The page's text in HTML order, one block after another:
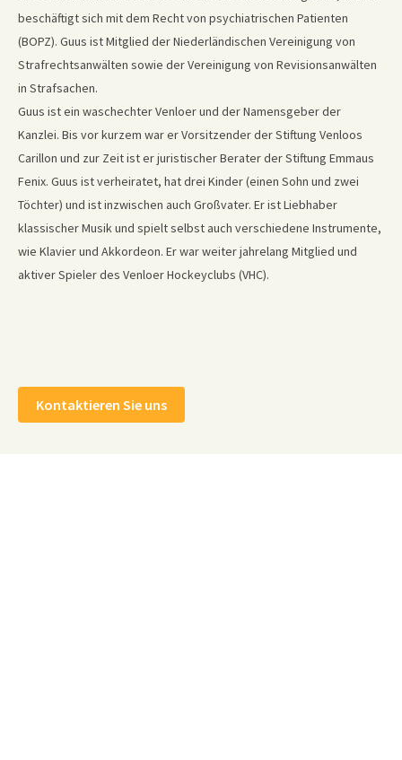
beschäftigt sich mit dem Recht von psychiatrischen Patienten
(BOPZ). Guus ist Mitglied der Niederländischen Vereinigung von
Strafrechtsanwälten sowie der Vereinigung von Revisionsanwälten
in Strafsachen.
Guus ist ein waschechter Venloer und der Namensgeber der
Kanzlei. Bis vor kurzem war er Vorsitzender der Stiftung Venloos
Carillon und zur Zeit ist er juristischer Berater der Stiftung Emmaus
Fenix. Guus ist verheiratet, hat drei Kinder (einen Sohn und zwei
Töchter) und ist inzwischen auch Großvater. Er ist Liebhaber
klassischer Musik und spielt selbst auch verschiedene Instrumente,
wie Klavier und Akkordeon. Er war weiter jahrelang Mitglied und
aktiver Spieler des Venloer Hockeyclubs (VHC).
Kontaktieren Sie uns